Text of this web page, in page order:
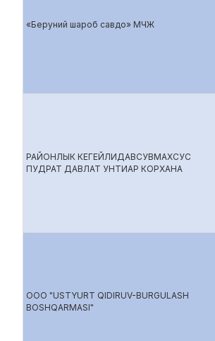
«Беруний шароб савдо» МЧЖ
РАЙОНЛЫК КЕГЕЙЛИДАВСУВМАХСУС
ПУДРАТ ДАВЛАТ УНТИАР КОРХАНА
ООО "USTYURT QIDIRUV-BURGULASH
BOSHQARMASI"